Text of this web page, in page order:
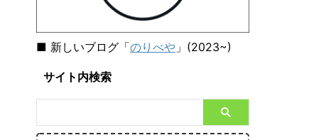
■ 新しいブログ「のりべや 」(2023~)
サイト内検索